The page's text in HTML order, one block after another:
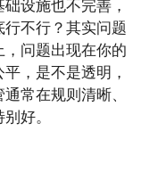
设施也不完善，
不行？其实问题
问题出现在你的
，是不是透明，
常在规则清晰、
好。